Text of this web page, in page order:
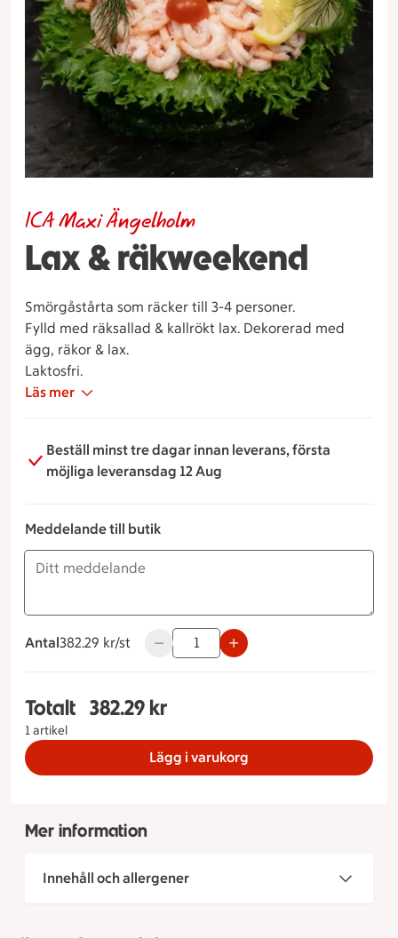
Lax & räkweekend
ICA Maxi Ängelholm
Smörgåstårta som räcker till 3-4 personer.
Fylld med räksallad & kallrökt lax. Dekorerad med
ägg, räkor & lax.
Laktosfri.
Läs mer
Beställ minst tre dagar innan leverans, första
möjliga leveransdag 12 Aug
Meddelande till butik
Antal
382.29 kronor styck
382.29 kr/st Använd knapparna för att minska
Totalt
1 artikel
Totalt 1 stycken Lax & Räkweekend, 382.29
382.29 kr
Lägg i varukorg
Mer information
Innehåll och allergener